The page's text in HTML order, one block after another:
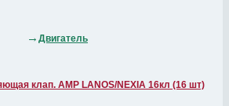
Двигатель
клап. AMP LANOS/NEXIA 16кл (16 шт)